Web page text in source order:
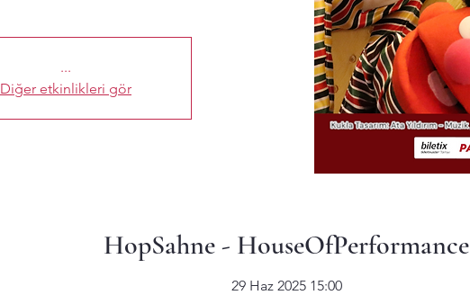
...
Diğer etkinlikleri gör
HopSahne - HouseOfPerformance
29 Haz 2025 15:00